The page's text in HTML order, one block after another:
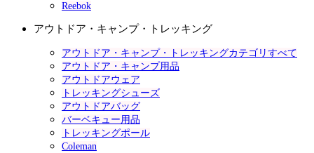
Reebok
アウトドア・キャンプ・トレッキング
アウトドア・キャンプ・トレッキングカテゴリすべて
アウトドア・キャンプ用品
アウトドアウェア
トレッキングシューズ
アウトドアバッグ
バーベキュー用品
トレッキングポール
Coleman